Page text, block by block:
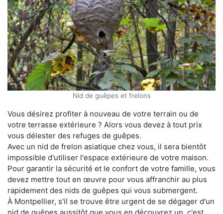
Nid de guêpes et frelons
Vous désirez profiter à nouveau de votre terrain ou de
votre terrasse extérieure ? Alors vous devez à tout prix
vous délester des refuges de guêpes.
Avec un nid de frelon asiatique chez vous, il sera bientôt
impossible d'utiliser l'espace extérieure de votre maison.
Pour garantir la sécurité et le confort de votre famille, vous
devez mettre tout en œuvre pour vous affranchir au plus
rapidement des nids de guêpes qui vous submergent.
À Montpellier, s'il se trouve être urgent de se dégager d'un
nid de guêpes aussitôt que vous en découvrez un, c'est